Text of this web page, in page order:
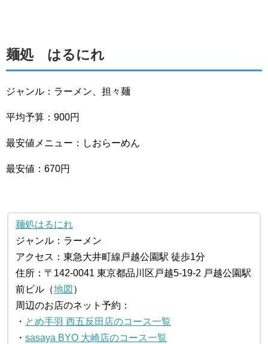
麺処 はるにれ
ジャンル：ラーメン、担々麺
平均予算：900円
最安値メニュー：しおらーめん
最安値：670円
麺処はるにれ
ジャンル：ラーメン
アクセス：東急大井町線戸越公園駅 徒歩1分
住所：〒142-0041 東京都品川区戸越5-19-2 戸越公園駅
前ビル（地図 ）
周辺のお店のネット予約：
・ とめ手羽 西五反田店のコース一覧
・ sasaya BYO 大崎店のコース一覧